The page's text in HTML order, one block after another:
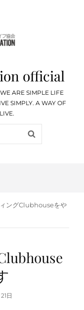
official
ARE SIMPLE LIFE
SIMPLY. A WAY OF
ングClubhouseをや
日